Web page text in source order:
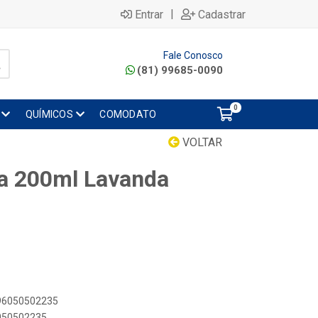
Entrar | Cadastrar
Fale Conosco
(81) 99685-0090
QUÍMICOS COMODATO
0
VOLTAR
200ml Lavanda